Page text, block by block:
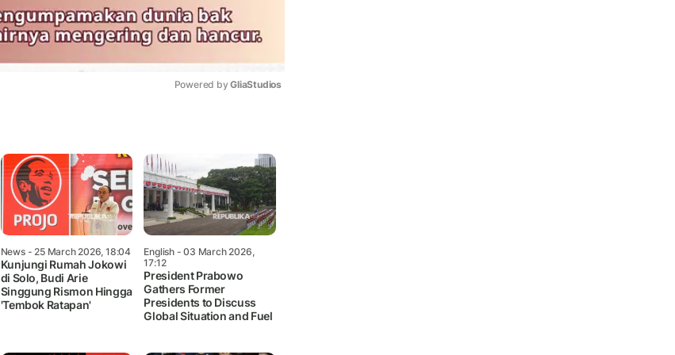
Powered by GliaStudios
News- 25 March 2026, 18:04
Kunjungi Rumah Jokowi
di Solo, Budi Arie
Singgung Rismon Hingga
'Tembok Ratapan'
English- 03 March 2026,
17:12
President Prabowo
Gathers Former
Presidents to Discuss
Global Situation and Fuel